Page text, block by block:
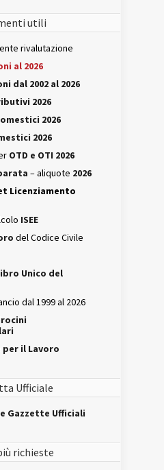
utili
rivalutazione
al 2026
dal 2002 al 2026
2026
2026
2026
OTD e OTI 2026
– aliquote 2026
Licenziamento
ISEE
del Codice Civile
Unico del
dal 1999 al 2026
per il Lavoro
Ufficiale
Gazzette Ufficiali
richieste